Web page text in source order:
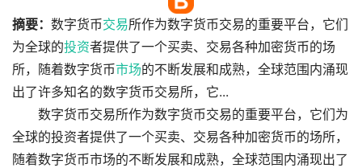
摘要： 数字货币交易所作为数字货币交易的重要平台，它们
为全球的投资者提供了一个买卖、交易各种加密货币的场
所，随着数字货币市场的不断发展和成熟，全球范围内涌现
出了许多知名的数字货币交易所，它...
数字货币交易所作为数字货币交易的重要平台，它们为
全球的投资者提供了一个买卖、交易各种加密货币的场所，
随着数字货币市场的不断发展和成熟，全球范围内涌现出了